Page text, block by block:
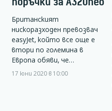
Британският
нискоразходен превозвач
easyJet, който все още е
втори по големина в
Европа обяви, че…
17 юни 2020 в 10:00